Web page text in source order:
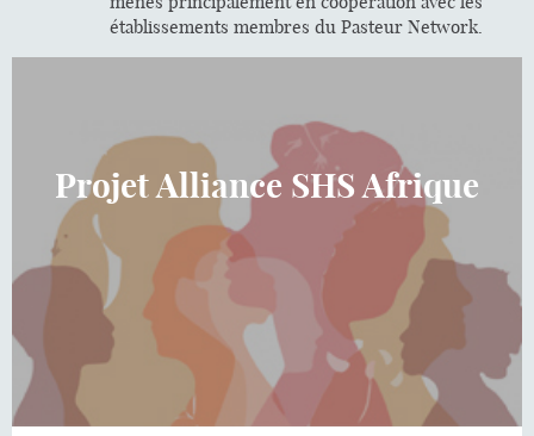
établissements membres du Pasteur Network.
Projet Alliance SHS Afrique